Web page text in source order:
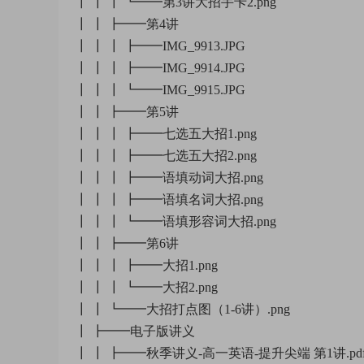
┃ ┃ ┣━━第4讲
┃ ┃ ┃ ┣━━IMG_9913.JPG
┃ ┃ ┃ ┣━━IMG_9914.JPG
┃ ┃ ┃ ┗━━IMG_9915.JPG
┃ ┃ ┣━━第5讲
┃ ┃ ┃ ┣━━七选五大招1.png
┃ ┃ ┃ ┣━━七选五大招2.png
┃ ┃ ┃ ┣━━语填动词大招.png
┃ ┃ ┃ ┣━━语填名词大招.png
┃ ┃ ┃ ┗━━语填形容词大招.png
┃ ┃ ┣━━第6讲
┃ ┃ ┃ ┣━━大招1.png
┃ ┃ ┃ ┗━━大招2.png
┃ ┃ ┗━━大招打点图（1-6讲）.png
┃ ┣━━电子版讲义
┃ ┃ ┣━━秋季讲义-高一英语-提升尖端 第1讲